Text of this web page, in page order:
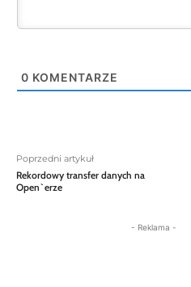
0 KOMENTARZE
Poprzedni artykuł
Rekordowy transfer danych na
Open`erze
- Reklama -